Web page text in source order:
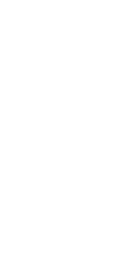
ouvrés.
!
dans le